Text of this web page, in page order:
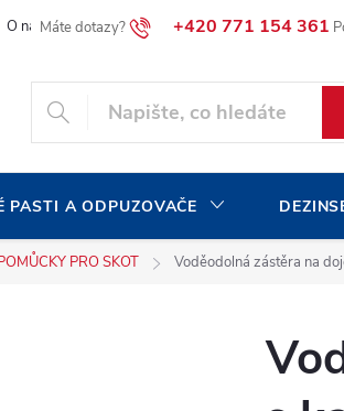
+420 771 154 361
O naší společnosti Blog Volná pracovní
PASTI A ODPUZOVAČE
PRO SKOT Voděodolná zástěra na